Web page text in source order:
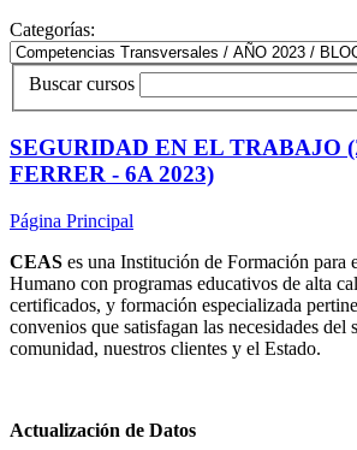
Categorías:
Buscar cursos
SEGURIDAD EN EL TRABAJO
FERRER - 6A 2023)
Página Principal
CEAS es una Institución de Formación para
Humano con programas educativos de alta
certificados, y formación especializada
convenios que satisfagan las necesidades del
comunidad, nuestros clientes y el Estado.
Actualización de Datos